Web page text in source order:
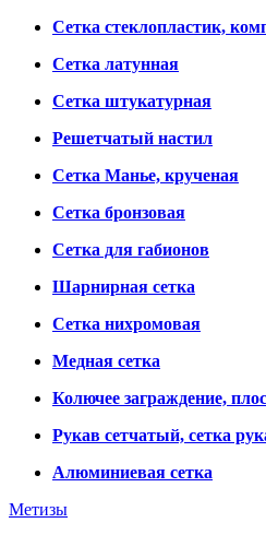
Сетка стеклопластик,
Сетка латунная
Сетка штукатурная
Решетчатый настил
Сетка Манье, крученая
Сетка бронзовая
Сетка для габионов
Шарнирная сетка
Сетка нихромовая
Медная сетка
Колючее заграждение,
Рукав сетчатый, сетка
Алюминиевая сетка
Метизы